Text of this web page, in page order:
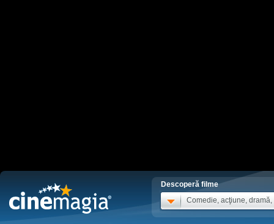
Descoperă filme
Comedie, acţiune, dramă,